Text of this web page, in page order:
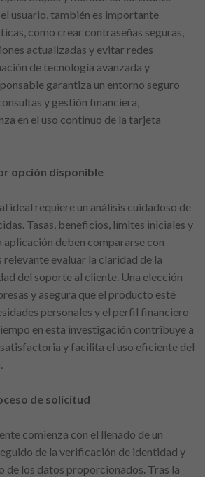
usuario, también es importante
como crear contraseñas seguras,
actualizadas y evitar redes
de tecnología avanzada y
garantiza un entorno seguro
y gestión financiera,
en el uso continuo de la tarjeta
opción disponible
ideal requiere un análisis cuidadoso de
Tasas, beneficios, límites iniciales y
aplicación deben compararse con
relevante evaluar la claridad de la
del soporte al cliente. Una elección
y asegura que el producto esté
personales y el perfil financiero
en esta investigación contribuye a
y facilita el uso eficiente del
de solicitud
comienza con el llenado de un
de la verificación de identidad y
de los datos proporcionados. Tras la